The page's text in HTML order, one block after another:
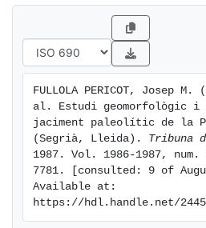
FULLOLA PERICOT, Josep
al. Estudi geomorfològic
jaciment paleolític de la
(Segrià, Lleida). Tribuna
1987. Vol. 1986-1987, num.
7781. [consulted: 9 of
Available at:
https://hdl.handle.net/